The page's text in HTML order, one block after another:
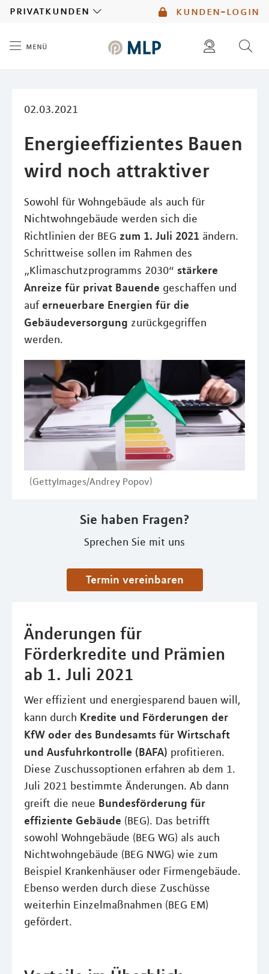
kunden-login
privatkunden
menü
02.03.2021
Energieeffizientes Bauen
wird noch attraktiver
Sowohl für Wohngebäude als auch für
Nichtwohngebäude werden sich die
Richtlinien der BEG zum 1. Juli 2021 ändern.
Schrittweise sollen im Rahmen des
„Klimaschutzprogramms 2030“ stärkere
Anreize für privat Bauende geschaffen und
auf erneuerbare Energien für die
Gebäudeversorgung zurückgegriffen
werden.
(GettyImages/Andrey Popov)
Sie haben Fragen?
Sprechen Sie mit uns
Termin vereinbaren
Änderungen für
Förderkredite und Prämien
ab 1. Juli 2021
Wer effizient und energiesparend bauen will,
kann durch Kredite und Förderungen der
KfW oder des Bundesamts für Wirtschaft
und Ausfuhrkontrolle (BAFA) profitieren.
Diese Zuschussoptionen erfahren ab dem 1.
Juli 2021 bestimmte Änderungen. Ab dann
greift die neue Bundesförderung für
effiziente Gebäude (BEG). Das betrifft
sowohl Wohngebäude (BEG WG) als auch
Nichtwohngebäude (BEG NWG) wie zum
Beispiel Krankenhäuser oder Firmengebäude.
Ebenso werden durch diese Zuschüsse
weiterhin Einzelmaßnahmen (BEG EM)
gefördert.